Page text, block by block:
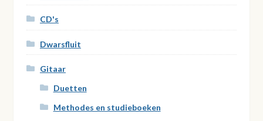
CD's
Dwarsfluit
Gitaar
Duetten
Methodes en studieboeken